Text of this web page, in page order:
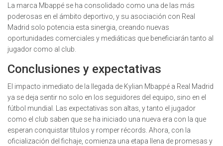
La marca Mbappé se ha consolidado como una de las más
poderosas en el ámbito deportivo, y su asociación con Real
Madrid solo potencia esta sinergia, creando nuevas
oportunidades comerciales y mediáticas que beneficiarán tanto al
jugador como al club.
Conclusiones y expectativas
El impacto inmediato de la llegada de Kylian Mbappé a Real Madrid
ya se deja sentir no solo en los seguidores del equipo, sino en el
fútbol mundial. Las expectativas son altas, y tanto el jugador
como el club saben que se ha iniciado una nueva era con la que
esperan conquistar títulos y romper récords. Ahora, con la
oficialización del fichaje, comienza una etapa llena de promesas y